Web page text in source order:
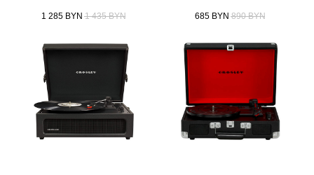
1 285 BYN 1 435 BYN 685 BYN 890 BYN